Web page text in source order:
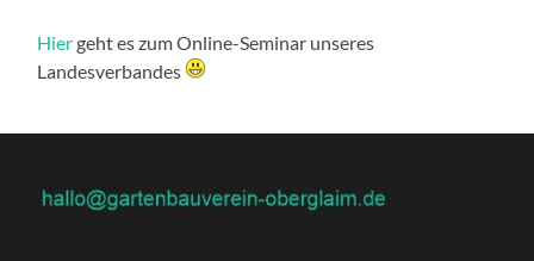
Hiergeht es zum Online-Seminar unseres
Landesverbandes